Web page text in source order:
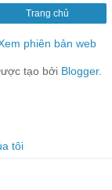
Trang chủ
phiên bản web
tạo bởi Blogger.
tôi